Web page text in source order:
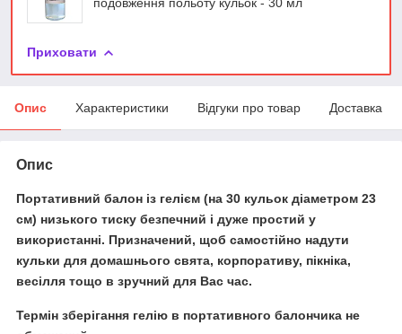
Приховати
Опис Характеристики Відгуки про товар Доставка
Опис
Портативний балон із гелієм (на 30 кульок діаметром 23
см) низького тиску безпечний і дуже простий у
використанні. Призначений, щоб самостійно надути
кульки для домашнього свята, корпоративу, пікніка,
весілля тощо в зручний для Вас час.
Термін зберігання гелію в портативного балончика не